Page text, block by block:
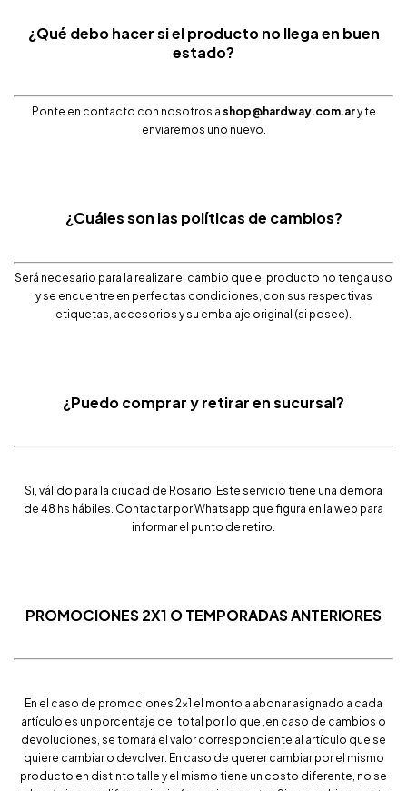
¿Qué debo hacer si el producto no llega en buen
estado?
Ponte en contacto con nosotros a shop@hardway.com.ary te
enviaremos uno nuevo.
¿Cuáles son las políticas de cambios?
Será necesario para la realizar el cambio que el producto no tenga uso
y se encuentre en perfectas condiciones, con sus respectivas
etiquetas, accesorios y su embalaje original (si posee).
¿Puedo comprar y retirar en sucursal?
Si, válido para la ciudad de Rosario. Este servicio tiene una demora
de 48 hs hábiles. Contactar por Whatsapp que figura en la web para
informar el punto de retiro.
PROMOCIONES 2X1 O TEMPORADAS ANTERIORES
En el caso de promociones 2x1 el monto a abonar asignado a cada
artículo es un porcentaje del total por lo que ,en caso de cambios o
devoluciones, se tomará el valor correspondiente al artículo que se
quiere cambiar o devolver. En caso de querer cambiar por el mismo
producto en distinto talle y el mismo tiene un costo diferente, no se